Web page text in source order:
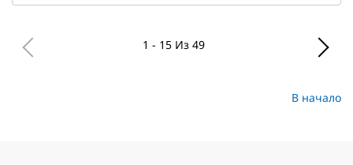
1 - 15 Из 49
В начало